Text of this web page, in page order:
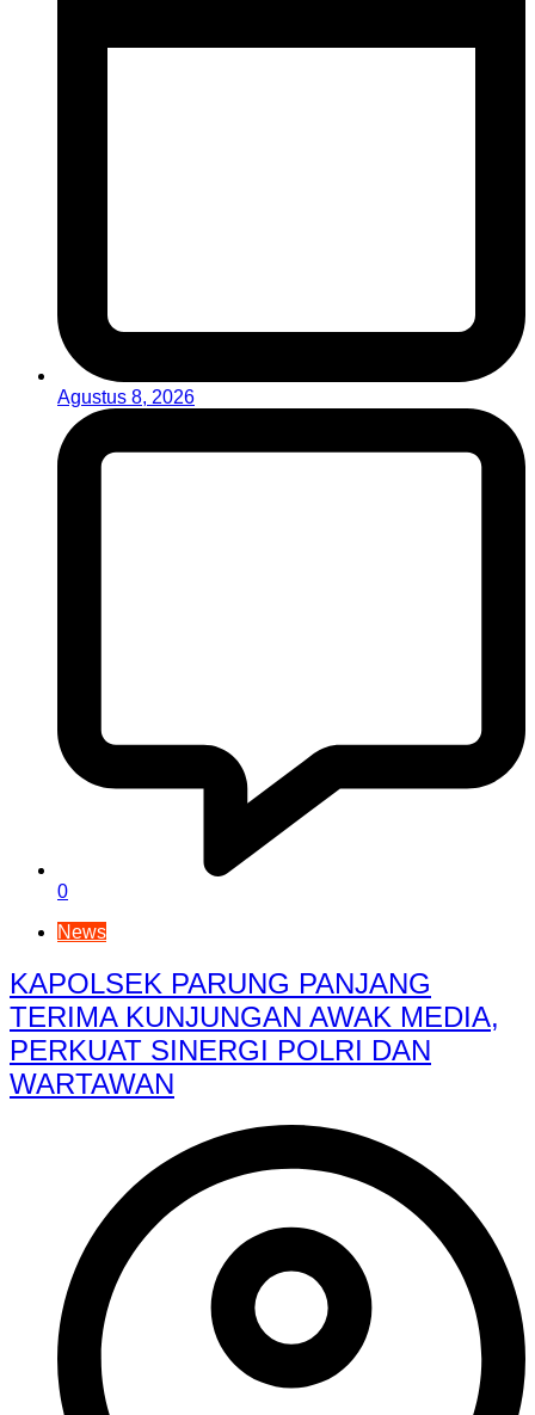
Agustus 8, 2026
0
News
KAPOLSEK PARUNG PANJANG
TERIMA KUNJUNGAN AWAK MEDIA,
PERKUAT SINERGI POLRI DAN
WARTAWAN